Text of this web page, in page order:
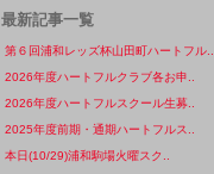
最新記事一覧
第６回浦和レッズ杯山田町ハートフル..
2026年度ハートフルクラブ各お申..
2026年度ハートフルスクール生募..
2025年度前期・通期ハートフルス..
本日(10/29)浦和駒場火曜スク..